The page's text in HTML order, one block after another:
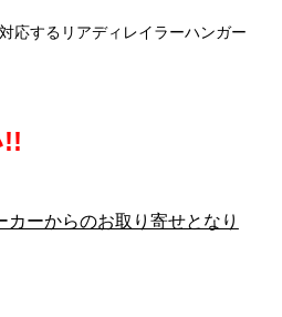
応するリアディレイラーハンガー
カーからのお取り寄せとなり